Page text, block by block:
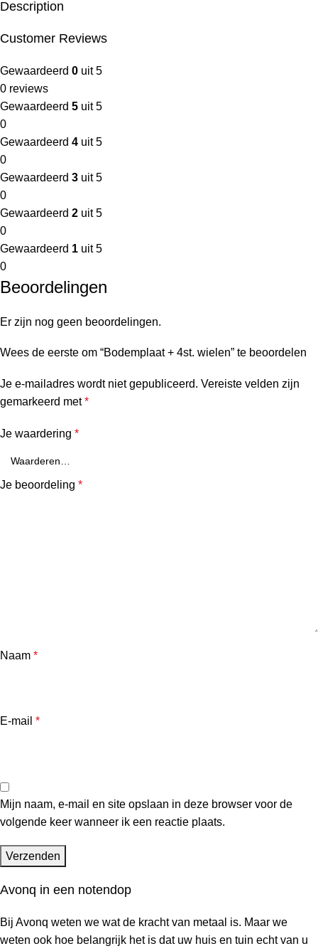
Description
Customer Reviews
Gewaardeerd 0 uit 5
0 reviews
Gewaardeerd 5 uit 5
0
Gewaardeerd 4 uit 5
0
Gewaardeerd 3 uit 5
0
Gewaardeerd 2 uit 5
0
Gewaardeerd 1 uit 5
0
Beoordelingen
Er zijn nog geen beoordelingen.
Wees de eerste om “Bodemplaat + 4st. wielen” te beoordelen
Je e-mailadres wordt niet gepubliceerd. Vereiste velden zijn
gemarkeerd met*
Je waardering *
Je beoordeling *
Naam *
E-mail *
Mijn naam, e-mail en site opslaan in deze browser voor de
volgende keer wanneer ik een reactie plaats.
Avonq in een notendop
Bij Avonq weten we wat de kracht van metaal is. Maar we
weten ook hoe belangrijk het is dat uw huis en tuin echtvan u